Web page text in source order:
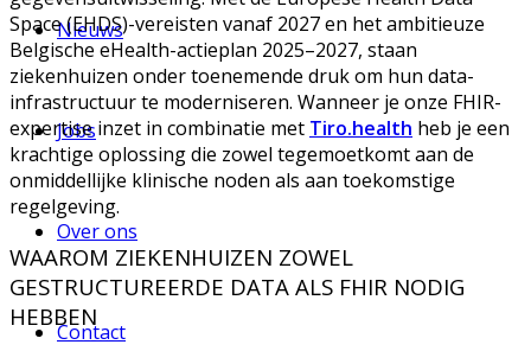
Nieuws
Jobs
Over ons
Contact
Space (EHDS)-vereisten vanaf 2027 en het ambitieuze
Belgische eHealth-actieplan 2025–2027, staan
ziekenhuizen onder toenemende druk om hun data-
infrastructuur te moderniseren. Wanneer je onze FHIR-
expertise inzet in combinatie met Tiro.health heb je een
krachtige oplossing die zowel tegemoetkomt aan de
onmiddellijke klinische noden als aan toekomstige
regelgeving.
WAAROM ZIEKENHUIZEN ZOWEL
GESTRUCTUREERDE DATA ALS FHIR NODIG
HEBBEN